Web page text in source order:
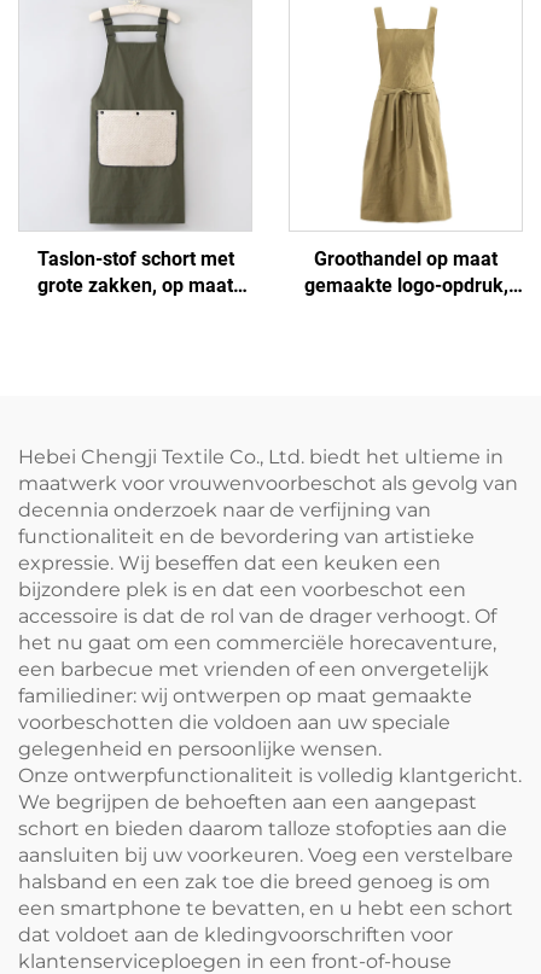
en Keuken Reclame
katoen/polyester katoen,
ademend en koelend,
verstelbaar met zakken,
voor café, BBQ,
voedselverzorging en
schoonmaken
Taslon-stof schort met
grote zakken, op maat
Groothandel op maat
gemaakte logo-opdruk,
Hebei Chengji Textile Co., Ltd. biedt het ultieme in
maatwerk voor vrouwenvoorbeschot als gevolg van
decennia onderzoek naar de verfijning van
functionaliteit en de bevordering van artistieke
expressie. Wij beseffen dat een keuken een
bijzondere plek is en dat een voorbeschot een
accessoire is dat de rol van de drager verhoogt. Of
het nu gaat om een commerciële horecaventure,
een barbecue met vrienden of een onvergetelijk
familiediner: wij ontwerpen op maat gemaakte
voorbeschotten die voldoen aan uw speciale
gelegenheid en persoonlijke wensen.
Onze ontwerpfunctionaliteit is volledig klantgericht.
We begrijpen de behoeften aan een aangepast
schort en bieden daarom talloze stofopties aan die
aansluiten bij uw voorkeuren. Voeg een verstelbare
halsband en een zak toe die breed genoeg is om
een smartphone te bevatten, en u hebt een schort
dat voldoet aan de kledingvoorschriften voor
klantenserviceploegen in een front-of-house